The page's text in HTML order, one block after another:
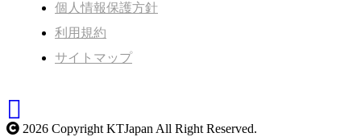
個人情報保護方針
利用規約
サイトマップ
2026 Copyright KTJapan All Right Reserved.